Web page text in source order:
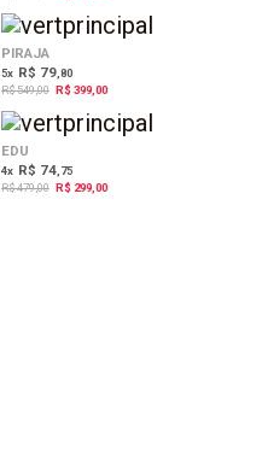
PIRAJA
5x R$ 79,80
R$ 549,00 R$ 399,00
EDU
4x R$ 74,75
R$ 479,00 R$ 299,00